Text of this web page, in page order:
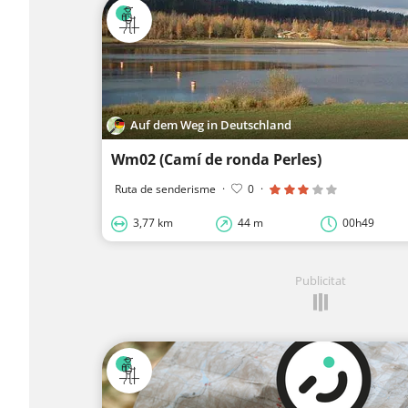
Auf dem Weg in Deutschland
Wm02 (Camí de ronda Perles)
Ruta de senderisme · 0 ·
3,77 km 44 m 00h49
Publicitat